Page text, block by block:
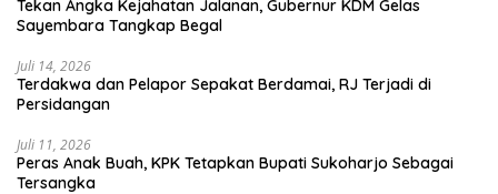
Tekan Angka Kejahatan Jalanan, Gubernur KDM Gelas
Sayembara Tangkap Begal
Juli 14, 2026
Terdakwa dan Pelapor Sepakat Berdamai, RJ Terjadi di
Persidangan
Juli 11, 2026
Peras Anak Buah, KPK Tetapkan Bupati Sukoharjo Sebagai
Tersangka